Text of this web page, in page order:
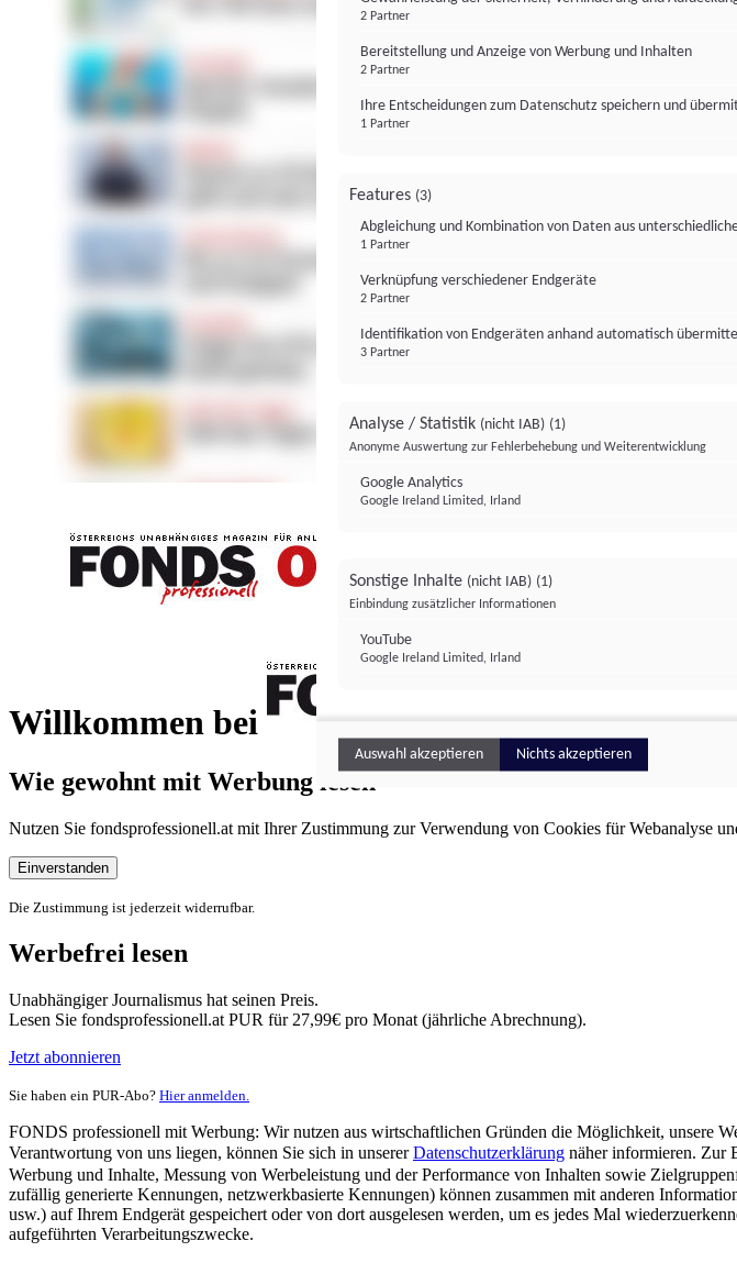
Willkommen bei
FONDS professionell
Wie gewohnt mit Werbung lesen
Nutzen Sie fondsprofessionell.at mit Ihrer Zustimmung zur Verwendung von Cookies für Webanalyse
Einverstanden
Die Zustimmung ist jederzeit widerrufbar.
Werbefrei lesen
Unabhängiger Journalismus hat seinen Preis.
Lesen Sie fondsprofessionell.at PUR für 27,99€ pro Monat (jährliche Abrechnung).
Jetzt abonnieren
Sie haben ein PUR-Abo? Hier anmelden.
FONDS professionell mit Werbung: Wir nutzen aus wirtschaftlichen Gründen die Möglichkeit, unsere
Verantwortung von uns liegen, können Sie sich in unsererDatenschutzerklärung näher informieren. Zur
Werbung und Inhalte, Messung von Werbeleistung und der Performance von Inhalten sowie
zufällig generierte Kennungen, netzwerkbasierte Kennungen) können zusammen mit anderen
usw.) auf Ihrem Endgerät gespeichert oder von dort ausgelesen werden, um es jedes Mal
aufgeführten Verarbeitungszwecke.
2 Partner
Bereitstellung und Anzeige von Werbung und Inhalten
2 Partner
Ihre Entscheidungen zum Datenschutz speichern und
1 Partner
Features (3)
Abgleichung und Kombination von Daten aus
1 Partner
Verknüpfung verschiedener Endgeräte
2 Partner
Identifikation von Endgeräten anhand automatisch
3 Partner
Analyse / Statistik (nicht IAB) (1)
Anonyme Auswertung zur Fehlerbehebung und Weiterentwicklung
Google Analytics
Google Ireland Limited, Irland
Sonstige Inhalte (nicht IAB) (1)
Einbindung zusätzlicher Informationen
YouTube
Google Ireland Limited, Irland
Auswahl akzeptieren Nichts akzeptieren